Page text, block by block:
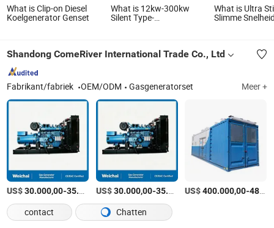
What is Clip-on Diesel
Koelgenerator Genset
What is 12kw-300kw
Silent Type-
What is Ultra
Slimme
Shandong ComeRiver International Trade Co., Ltd
Fabrikant/fabriek OEM/ODM Gasgeneratorset Meer +
US$30.000,00-35.000,00 /Stuk
US$30.000,00-35.000,00 /Stuk
US$400.000,00-480.000,00
contact Chatten